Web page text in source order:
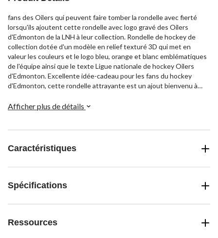
fans des Oilers qui peuvent faire tomber la rondelle avec fierté
lorsqu'ils ajoutent cette rondelle avec logo gravé des Oilers
d'Edmonton de la LNH à leur collection. Rondelle de hockey de
collection dotée d'un modèle en relief texturé 3D qui met en
valeur les couleurs et le logo bleu, orange et blanc emblématiques
de l'équipe ainsi que le texte Ligue nationale de hockey Oilers
d'Edmonton. Excellente idée-cadeau pour les fans du hockey
d'Edmonton, cette rondelle attrayante est un ajout bienvenu à
un élément de décoration amusant dans un bureau, une salle de
Afficher plus de détails
Caractéristiques
Spécifications
Ressources